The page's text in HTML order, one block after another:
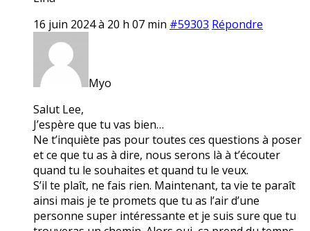
16 juin 2024 à 20 h 07 min #59303 Répondre
Myo
Salut Lee,
J’espère que tu vas bien…
Ne t’inquiète pas pour toutes ces questions à poser
et ce que tu as à dire, nous serons là à t’écouter
quand tu le souhaites et quand tu le veux.
S’il te plaît, ne fais rien. Maintenant, ta vie te paraît
ainsi mais je te promets que tu as l’air d’une
personne super intéressante et je suis sure que tu